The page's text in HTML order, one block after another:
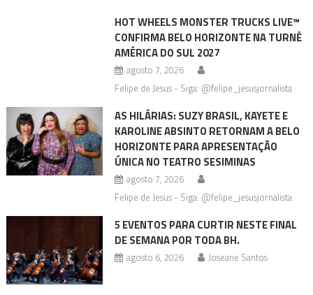
HOT WHEELS MONSTER TRUCKS LIVE™
CONFIRMA BELO HORIZONTE NA TURNÊ
AMÉRICA DO SUL 2027
agosto 7, 2026
Felipe de Jesus - Siga: @felipe_jesusjornalista
AS HILÁRIAS: SUZY BRASIL, KAYETE E
KAROLINE ABSINTO RETORNAM A BELO
HORIZONTE PARA APRESENTAÇÃO
ÚNICA NO TEATRO SESIMINAS
agosto 7, 2026
Felipe de Jesus - Siga: @felipe_jesusjornalista
5 EVENTOS PARA CURTIR NESTE FINAL
DE SEMANA POR TODA BH.
agosto 6, 2026 Joseane Santos